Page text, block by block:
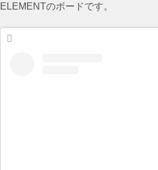
ELEMENTのボードです。